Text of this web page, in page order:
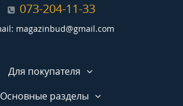
073-204-11-33
magazinbud@gmail.com
Для покупателя
Основные разделы